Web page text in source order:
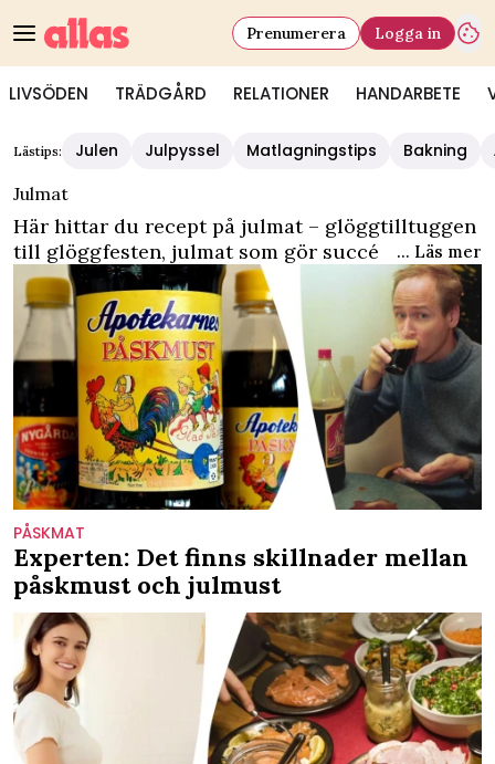
LIVSÖDEN TRÄDGÅRD RELATIONER HANDARBETE
Prenumerera Logga in
Lästips: Julen Julpyssel Matlagningstips Bakning
Julmat
Här hittar du recept på julmat – glöggtilltuggen
till glöggfesten, julmat som gör succé på
julbordet och smarrigt julgodis till gottebordet.
... Läs mer
PÅSKMAT
Experten: Det finns skillnader mellan
påskmust och julmust